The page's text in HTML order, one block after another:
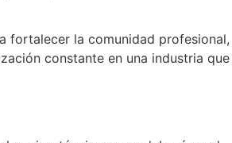
fortalecer la comunidad profesional,
constante en una industria que